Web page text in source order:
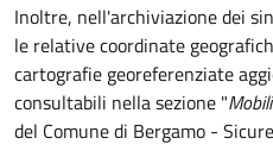
Inoltre, nell'archiviazione dei
le relative coordinate
cartografie georeferenziate
consultabili nella sezione "
del Comune di Bergamo -